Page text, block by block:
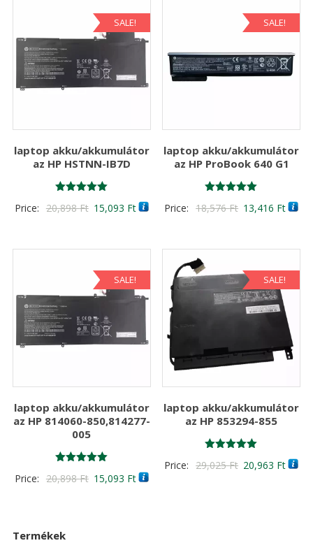
SALE!
laptop akku/akkumulátor
az HP HSTNN-IB7D
5.00
Price: 20,898Ft Original
15,093 FtCurrent
SALE!
laptop akku/akkumulátor
az HP ProBook 640 G1
5.00
Price: 18,576Ft Original
13,416 Ft
SALE!
laptop akku/akkumulátor
az HP 814060-850,814277-
005
5.00
Price: 20,898Ft Original
15,093 FtCurrent
SALE!
laptop akku/akkumulátor
az HP 853294-855
5.00
Price: 29,025Ft Original
20,963 Ft
Termékek